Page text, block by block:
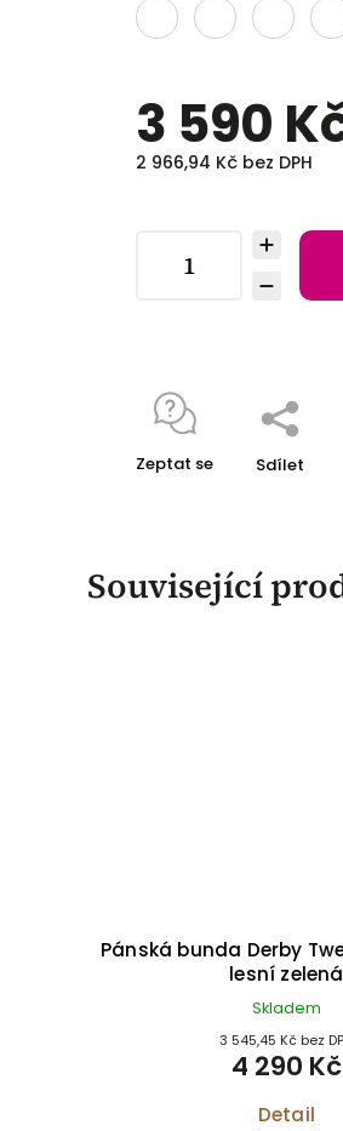
3 590
2 966,94 Kč bez DPH
Zeptat se Sdílet
Související
Pánská bunda Derby
lesní zelená
Skladem
3 545,45 Kč bez
4 290 Kč
Detail